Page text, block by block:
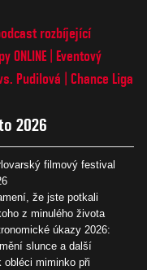
rozbíjející
ONLINE
Eventový
Pudilová
Chance Liga
2026
filmový festival
že jste potkali
z minulého života
úkazy 2026:
slunce a další
obléci miminko při